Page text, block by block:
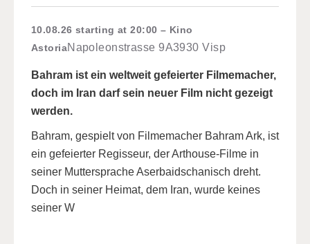
10.08.26 starting at 20:00
Kino
AstoriaNapoleonstrasse 9A3930 Visp
Bahram ist ein weltweit gefeierter Filmemacher,
doch im Iran darf sein neuer Film nicht gezeigt
werden.
Bahram, gespielt von Filmemacher Bahram Ark, ist
ein gefeierter Regisseur, der Arthouse-Filme in
seiner Muttersprache Aserbaidschanisch dreht.
Doch in seiner Heimat, dem Iran, wurde keines
seiner W